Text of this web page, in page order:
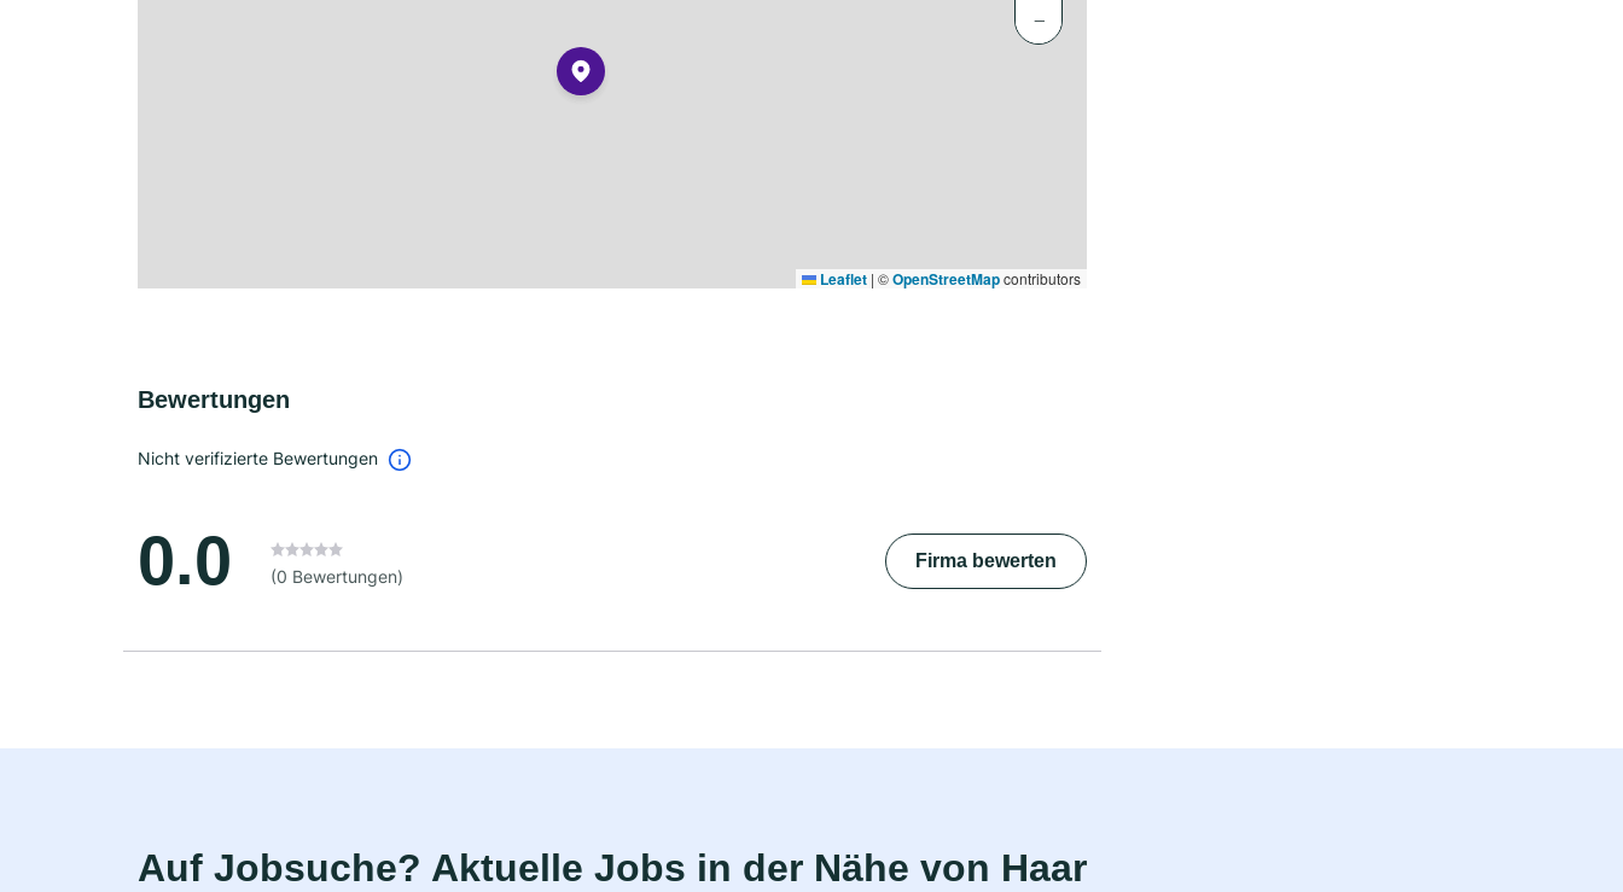
−
Leaflet | ©OpenStreetMapcontributors
Bewertungen
Nicht verifizierte Bewertungen
0.0 (0 Bewertungen)
Firma bewerten
Auf Jobsuche? Aktuelle Jobs in der Nähe von Haar